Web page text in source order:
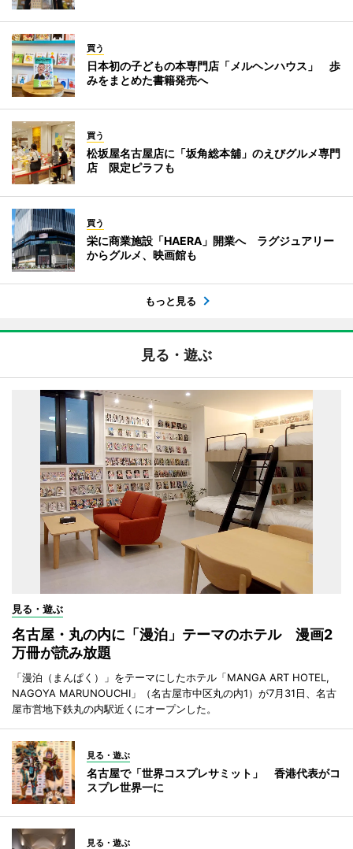
買う
日本初の子どもの本専門店「メルヘンハウス」 歩
みをまとめた書籍発売へ
買う
松坂屋名古屋店に「坂角総本舖」のえびグルメ専門
店 限定ピラフも
買う
栄に商業施設「HAERA」開業へ ラグジュアリー
からグルメ、映画館も
もっと見る
見る・遊ぶ
見る・遊ぶ
名古屋・丸の内に「漫泊」テーマのホテル 漫画2
万冊が読み放題
「漫泊（まんぱく）」をテーマにしたホテル「MANGA ART HOTEL,
NAGOYA MARUNOUCHI」（名古屋市中区丸の内1）が7月31日、名古
屋市営地下鉄丸の内駅近くにオープンした。
見る・遊ぶ
名古屋で「世界コスプレサミット」 香港代表がコ
スプレ世界一に
見る・遊ぶ